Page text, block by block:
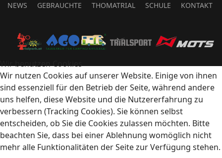
NEWS GEBRAUCHTE THOMATRIAL SCHULE KONTAKT
Wir benutzen Cookies
Wir nutzen Cookies auf unserer Website. Einige von ihnen
sind essenziell für den Betrieb der Seite, während andere
uns helfen, diese Website und die Nutzererfahrung zu
verbessern (Tracking Cookies). Sie können selbst
entscheiden, ob Sie die Cookies zulassen möchten. Bitte
beachten Sie, dass bei einer Ablehnung womöglich nicht
mehr alle Funktionalitäten der Seite zur Verfügung stehen.